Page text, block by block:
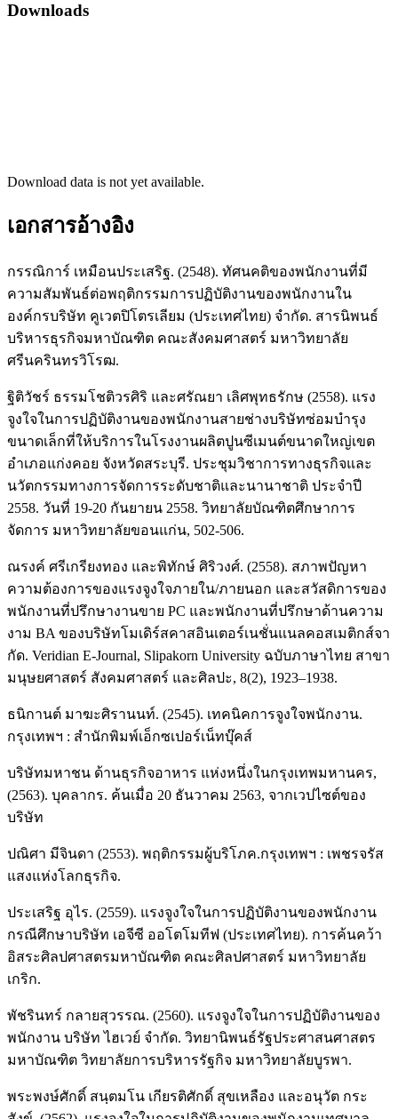
Downloads
Download data is not yet available.
เอกสารอ้างอิง
กรรณิการ์ เหมือนประเสริฐ. (2548). ทัศนคติของพนักงานที่มี
ความสัมพันธ์ต่อพฤติกรรมการปฏิบัติงานของพนักงานใน
องค์กรบริษัท คูเวตปิโตรเลียม (ประเทศไทย) จำกัด. สารนิพนธ์
บริหารธุรกิจมหาบัณฑิต คณะสังคมศาสตร์ มหาวิทยาลัย
ศรีนครินทรวิโรฒ.
ฐิติวัชร์ ธรรมโชติวรศิริ และศรัณยา เลิศพุทธรักษ (2558). แรง
จูงใจในการปฏิบัติงานของพนักงานสายช่างบริษัทซ่อมบำรุง
ขนาดเล็กที่ให้บริการในโรงงานผลิตปูนซีเมนต์ขนาดใหญ่เขต
อำเภอแก่งคอย จังหวัดสระบุรี. ประชุมวิชาการทางธุรกิจและ
นวัตกรรมทางการจัดการระดับชาติและนานาชาติ ประจำปี
2558. วันที่ 19-20 กันยายน 2558. วิทยาลัยบัณฑิตศึกษาการ
จัดการ มหาวิทยาลัยขอนแก่น, 502-506.
ณรงค์ ศรีเกรียงทอง และพิทักษ์ ศิริวงศ์. (2558). สภาพปัญหา
ความต้องการของแรงจูงใจภายใน/ภายนอก และสวัสดิการของ
พนักงานที่ปรึกษางานขาย PC และพนักงานที่ปรึกษาด้านความ
งาม BA ของบริษัทโมเดิร์สคาสอินเตอร์เนชั่นแนลคอสเมติกส์จา
กัด. Veridian E-Journal, Slipakorn University ฉบับภาษาไทย สาขา
มนุษยศาสตร์ สังคมศาสตร์ และศิลปะ, 8(2), 1923–1938.
ธนิกานต์ มาฆะศิรานนท์. (2545). เทคนิคการจูงใจพนักงาน.
กรุงเทพฯ : สำนักพิมพ์เอ็กซเปอร์เน็ทบุ๊คส์
บริษัทมหาชน ด้านธุรกิจอาหาร แห่งหนึ่งในกรุงเทพมหานคร,
(2563). บุคลากร. ค้นเมื่อ 20 ธันวาคม 2563, จากเวปไซต์ของ
บริษัท
ปณิศา มีจินดา (2553). พฤติกรรมผู้บริโภค.กรุงเทพฯ : เพชรจรัส
แสงแห่งโลกธุรกิจ.
ประเสริฐ อุไร. (2559). แรงจูงใจในการปฏิบัติงานของพนักงาน
กรณีศึกษาบริษัท เอจีซี ออโตโมทีฟ (ประเทศไทย). การค้นคว้า
อิสระศิลปศาสตรมหาบัณฑิต คณะศิลปศาสตร์ มหาวิทยาลัย
เกริก.
พัชรินทร์ กลายสุวรรณ. (2560). แรงจูงใจในการปฏิบัติงานของ
พนักงาน บริษัท ไฮเวย์ จํากัด. วิทยานิพนธ์รัฐประศาสนศาสตร
มหาบัณฑิต วิทยาลัยการบริหารรัฐกิจ มหาวิทยาลัยบูรพา.
พระพงษ์ศักดิ์ สนฺตมโน เกียรติศักดิ์ สุขเหลือง และอนุวัต กระ